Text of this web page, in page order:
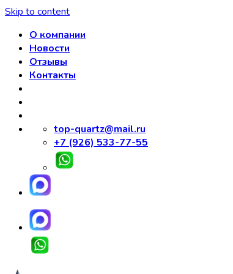
Skip to content
О компании
Новости
Отзывы
Контакты
top-quartz@mail.ru
+7 (926) 533-77-55